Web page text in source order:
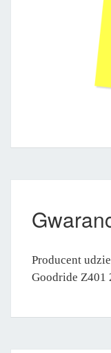
Producent
Goodride Z401